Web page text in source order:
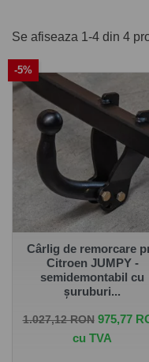
pentru
2016-
Pewww.carlig.ro
veți
de încredere pentru
cârligele de remorcare
suprafață anticorozivă
Pentru fiecare cârlig de
alege instalația
tractați. De asemenea
de remorcare la una
București.
Se afiseaza 1-4 din 4
-5%
Cârlig de remorcare
Citroen JUMPY -
semidemontabil cu
șuruburi...
Pret de baza
1.027,12 RON Pret
975,77
cu TVA